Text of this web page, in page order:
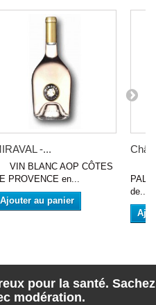
-...
BLANC AOP CÔTES
PROVENCE en...
Ajouter au panier
de...
pour la santé. Sachez
modération.